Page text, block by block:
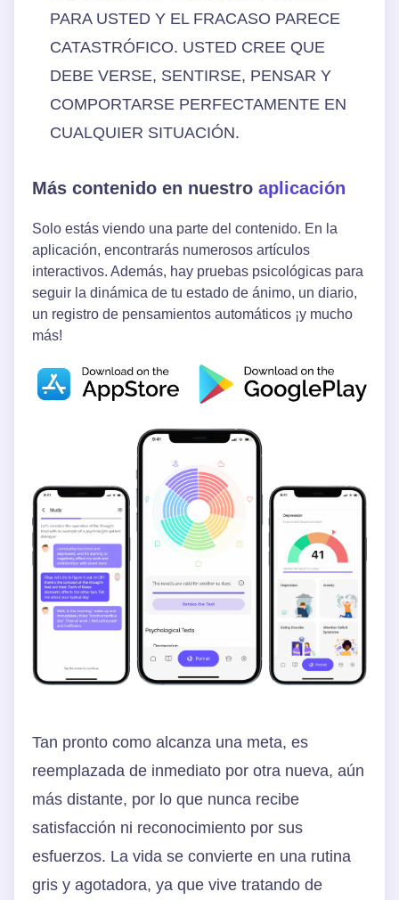
PARA USTED Y EL FRACASO PARECE
CATASTRÓFICO. USTED CREE QUE
DEBE VERSE, SENTIRSE, PENSAR Y
COMPORTARSE PERFECTAMENTE EN
CUALQUIER SITUACIÓN.
Más contenido en nuestro aplicación
Solo estás viendo una parte del contenido. En la
aplicación, encontrarás numerosos artículos
interactivos. Además, hay pruebas psicológicas para
seguir la dinámica de tu estado de ánimo, un diario,
un registro de pensamientos automáticos ¡y mucho
más!
Tan pronto como alcanza una meta, es
reemplazada de inmediato por otra nueva, aún
más distante, por lo que nunca recibe
satisfacción ni reconocimiento por sus
esfuerzos. La vida se convierte en una rutina
gris y agotadora, ya que vive tratando de